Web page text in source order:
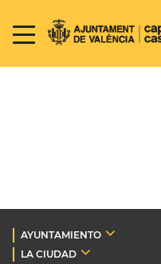
AYUNTAMIENTO
LA CIUDAD